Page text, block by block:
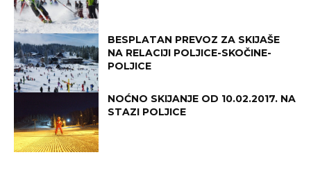
BESPLATAN PREVOZ ZA SKIJAŠE
NA RELACIJI POLJICE-SKOČINE-
POLJICE
NOĆNO SKIJANJE OD 10.02.2017. NA
STAZI POLJICE